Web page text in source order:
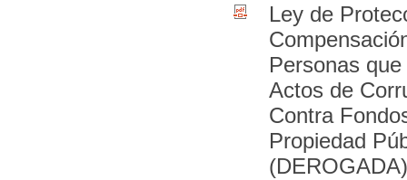
Ley de
Personas
Actos de
Contra
Propiedad
(DEROGADA)